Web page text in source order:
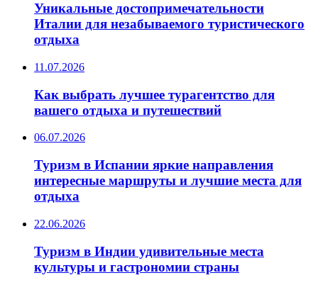
Уникальные достопримечательности
Италии для незабываемого туристического
отдыха
11.07.2026
Как выбрать лучшее турагентство для
вашего отдыха и путешествий
06.07.2026
Туризм в Испании яркие направления
интересные маршруты и лучшие места для
отдыха
22.06.2026
Туризм в Индии удивительные места
культуры и гастрономии страны